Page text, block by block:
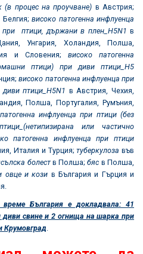
(в процес на проучване) в Австрия;
високо патогенна инфлуенца
птици, държани в плен_ H5N1 в
Унгария, Холандия, Полша,
и Словения; високо патогенна
птици) при диви птици_Н5
високо патогенна инфлуенца при
птици_H5N1 в Австрия, Чехия,
Полша, Португалия, Румъния,
инфлуенца при птици (без
или частично
патогенна инфлуенца при птици
Италия и Турция;туберкулоза във
болеств Полша;бяс в Полша,
овце и кози в България и Гърция и
България е докладвала: 41
свине и 2 огнища на шарка при
Крумовград